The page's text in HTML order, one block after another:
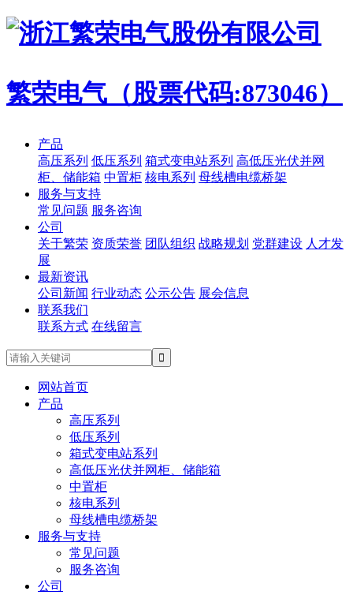
繁荣电气（股票代码:873046）
产品
高压系列 低压系列 箱式变电站系列 高低压光伏并网
柜、储能箱 中置柜 核电系列 母线槽电缆桥架
服务与支持
常见问题 服务咨询
公司
关于繁荣 资质荣誉 团队组织 战略规划 党群建设 人才发
展
最新资讯
公司新闻 行业动态 公示公告 展会信息
联系我们
联系方式 在线留言
网站首页
产品
高压系列
低压系列
箱式变电站系列
高低压光伏并网柜、储能箱
中置柜
核电系列
母线槽电缆桥架
服务与支持
常见问题
服务咨询
公司